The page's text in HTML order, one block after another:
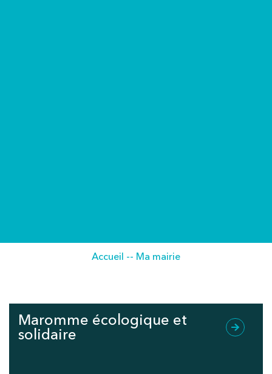
Accueil -- Ma mairie
Maromme écologique et
solidaire